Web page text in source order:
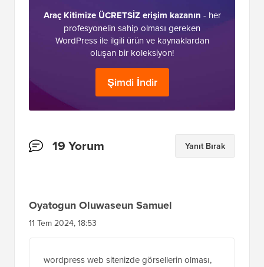
Araç Kitimize ÜCRETSİZ erişim kazanın - her
profesyonelin sahip olması gereken
WordPress ile ilgili ürün ve kaynaklardan
oluşan bir koleksiyon!
Şimdi İndir
Okuyucu19 Yorum Yanıt Bırak
Oyatogun Oluwaseun Samuel
11 Tem 2024, 18:53
wordpress web sitenizde görsellerin olması,